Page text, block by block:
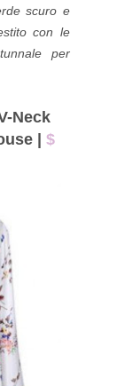
scuro e
con le
per
Neck
| $